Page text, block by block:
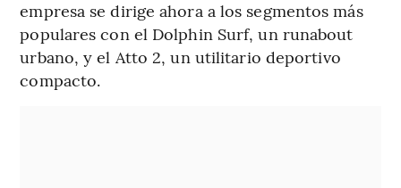
empresa se dirige ahora a los segmentos más
populares con el Dolphin Surf, un runabout
urbano, y el Atto 2, un utilitario deportivo
compacto.